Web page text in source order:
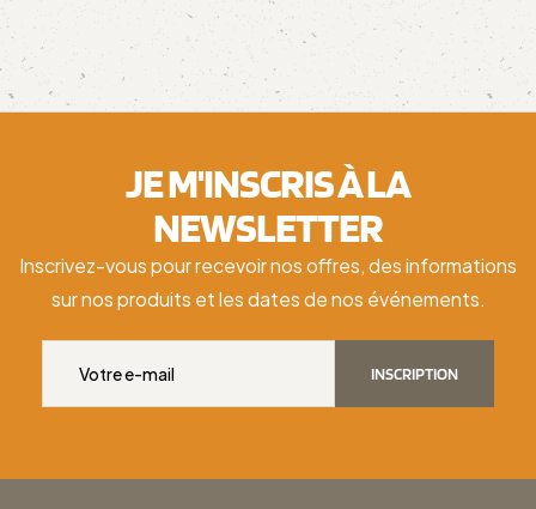
JE M'INSCRIS À LA
NEWSLETTER
Inscrivez-vous pour recevoir nos offres, des informations
sur nos produits et les dates de nos événements.
INSCRIPTION